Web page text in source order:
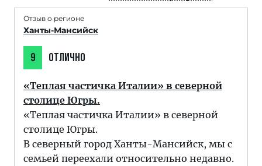
Отзыв о регионе
Ханты-Мансийск
9 ОТЛИЧНО
«Теплая частичка Италии» в северной
столице Югры.
«Теплая частичка Италии» в северной
столице Югры.
В северный город Ханты-Мансийск, мы с
семьей переехали относительно недавно.